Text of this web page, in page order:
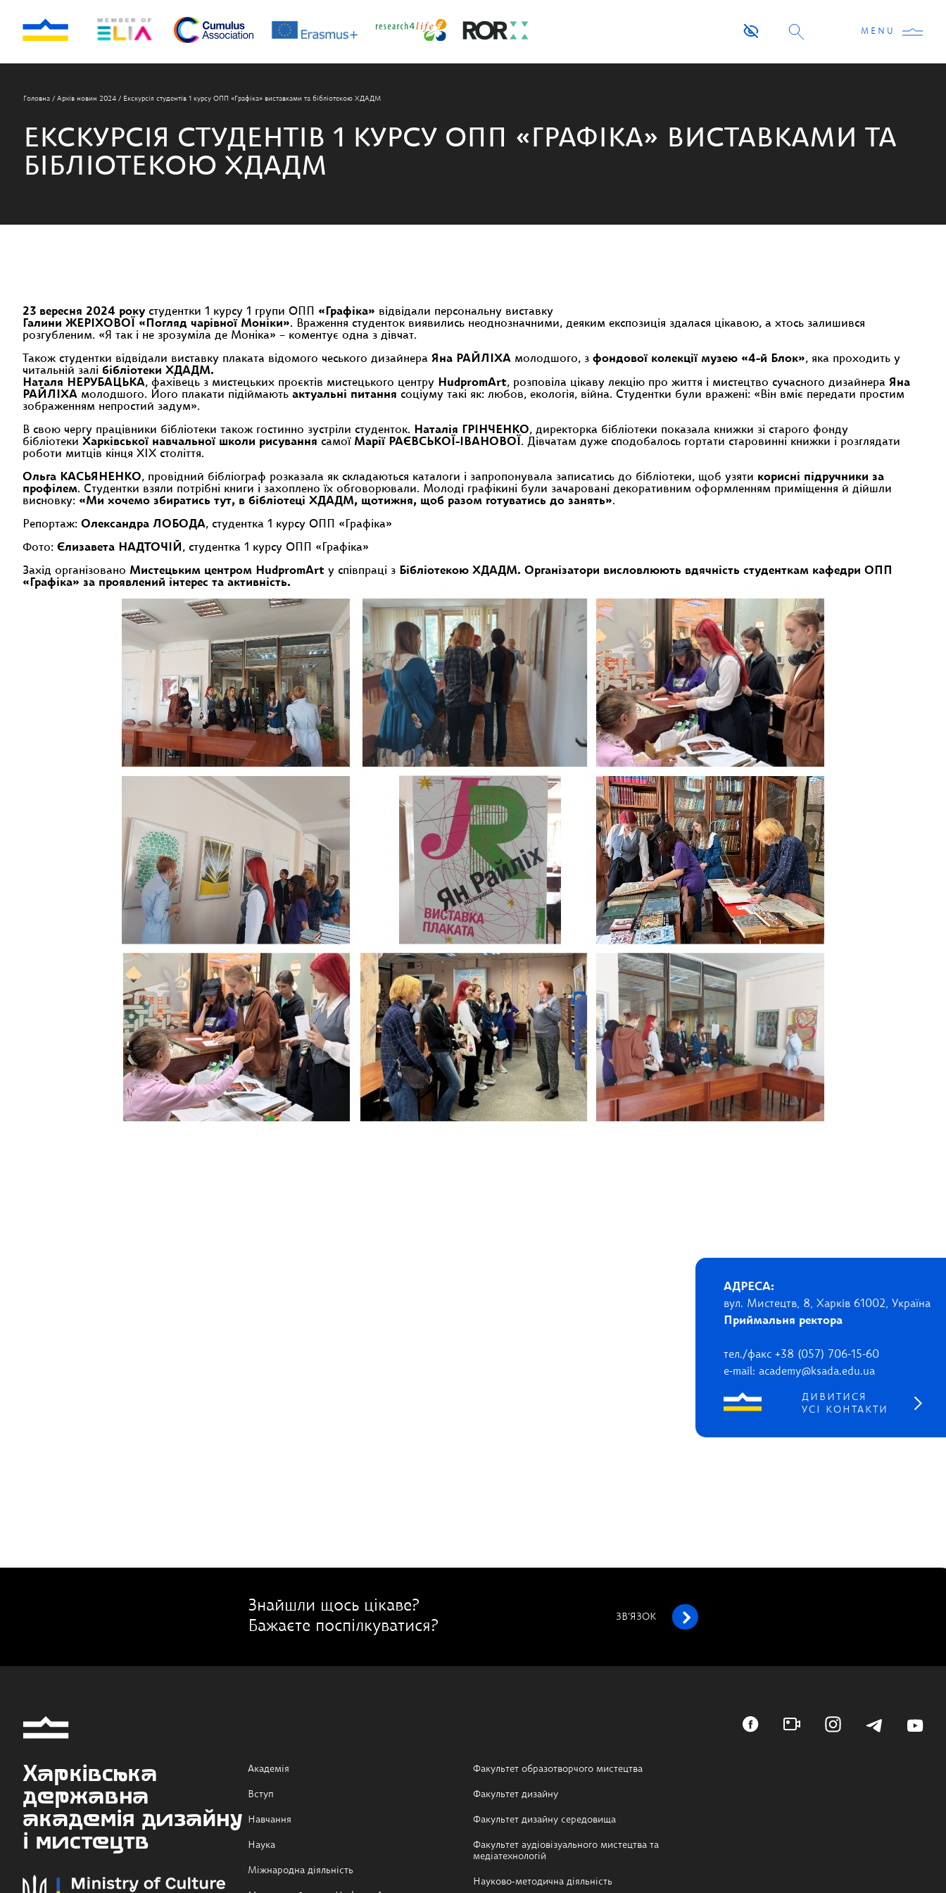
MENU
Головна / Архів новин 2024 / Екскурсія студентів 1 курсу ОПП «Графіка» виставками та бібліотекою ХДАДМ
ЕКСКУРСІЯ СТУДЕНТІВ 1 КУРСУ ОПП «ГРАФІКА» ВИСТАВКАМИ ТА
БІБЛІОТЕКОЮ ХДАДМ
23 вересня 2024 рокустудентки 1 курсу 1 групи ОПП «Графіка» відвідали персональну виставку
Галини ЖЕРІХОВОЇ «Погляд чарівної Моніки». Враження студенток виявились неоднозначними, деяким експозиція здалася цікавою, а хтось залишився
розгубленим. «Я так і не зрозуміла де Моніка» − коментує одна з дівчат.
Також студентки відвідали виставку плаката відомого чеського дизайнера Яна РАЙЛІХА молодшого, з фондової колекції музею «4-й Блок», яка проходить у
читальній залі бібліотеки ХДАДМ.
Наталя НЕРУБАЦЬКА, фахівець з мистецьких проєктів мистецького центру HudpromArt, розповіла цікаву лекцію про життя і мистецтво сучасного дизайнера Яна
РАЙЛІХА молодшого. Його плакати підіймають актуальні питання соціуму такі як: любов, екологія, війна. Студентки були вражені: «Він вміє передати простим
зображенням непростий задум».
В свою чергу працівники бібліотеки також гостинно зустріли студенток. Наталія ГРІНЧЕНКО, директорка бібліотеки показала книжки зі старого фонду
бібліотеки Харківської навчальної школи рисування самої Марії РАЄВСЬКОЇ-ІВАНОВОЇ . Дівчатам дуже сподобалось гортати старовинні книжки і розглядати
роботи митців кінця ХІХ століття.
Ольга КАСЬЯНЕНКО, провідний бібліограф розказала як складаються каталоги і запропонувала записатись до бібліотеки, щоб узяти корисні підручники за
профілем. Студентки взяли потрібні книги і захоплено їх обговорювали. Молоді графікині були зачаровані декоративним оформленням приміщення й дійшли
висновку: «Ми хочемо збиратись тут, в бібліотеці ХДАДМ, щотижня, щоб разом готуватись до занять».
Репортаж: Олександра ЛОБОДА, студентка 1 курсу ОПП «Графіка»
Фото: Єлизавета НАДТОЧІЙ , студентка 1 курсу ОПП «Графіка»
Захід організовано Мистецьким центром HudpromArt у співпраці з Бібліотекою ХДАДМ. Організатори висловлюють вдячність студенткам кафедри ОПП
«Графіка» за проявлений інтерес та активність.
АДРЕСА:
вул. Мистецтв, 8, Харків 61002, Україна
Приймальня ректора
тел./факс +38 (057) 706-15-60
e-mail: academy@ksada.edu.ua
ДИВИТИСЯ
УСІ КОНТАКТИ
Знайшли щось цікаве?
Бажаєте поспілкуватися?
ЗВ’ЯЗОК
Харківська
державна
академія дизайну
і мистецтв
Академія
Вступ
Навчання
Наука
Міжнародна діяльність
Факультет образотворчого мистецтва
Факультет дизайну
Факультет дизайну середовища
Факультет аудіовізуального мистецтва та
медіатехнологій
Науково-методична діяльність